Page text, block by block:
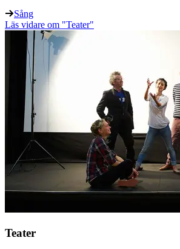
Sång
Läs vidare om "Teater"
Teater